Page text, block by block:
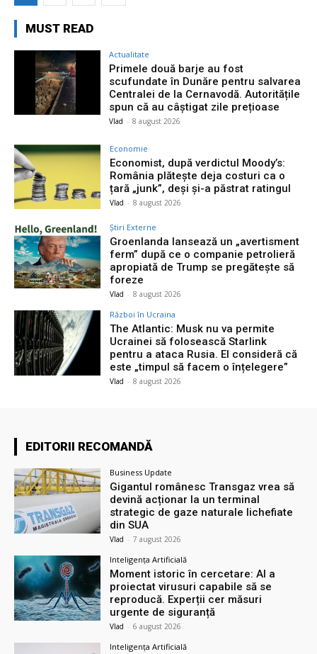
MUST READ
Actualitate
Primele două barje au fost
scufundate în Dunăre pentru salvarea
Centralei de la Cernavodă. Autoritățile
spun că au câștigat zile prețioase
Vlad - 8 august 2026
Economie
Economist, după verdictul Moody’s:
România plătește deja costuri ca o
țară „junk”, deși și-a păstrat ratingul
Vlad - 8 august 2026
Știri Externe
Groenlanda lansează un „avertisment
ferm” după ce o companie petrolieră
apropiată de Trump se pregătește să
foreze
Vlad - 8 august 2026
Război în Ucraina
The Atlantic: Musk nu va permite
Ucrainei să folosească Starlink
pentru a ataca Rusia. El consideră că
este „timpul să facem o înțelegere”
Vlad - 8 august 2026
EDITORII RECOMANDĂ
Business Update
Gigantul românesc Transgaz vrea să
devină acționar la un terminal
strategic de gaze naturale lichefiate
din SUA
Vlad - 7 august 2026
Inteligența Artificială
Moment istoric în cercetare: AI a
proiectat virusuri capabile să se
reproducă. Experții cer măsuri
urgente de siguranță
Vlad - 6 august 2026
Inteligența Artificială